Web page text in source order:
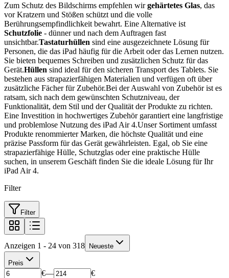
Zum Schutz des Bildschirms empfehlen wirgehärtetes Glas, das
vor Kratzern und Stößen schützt und die volle
Berührungsempfindlichkeit bewahrt. Eine Alternative ist
Schutzfolie - dünner und nach dem Auftragen fast
unsichtbar.Tastaturhüllen sind eine ausgezeichnete Lösung für
Personen, die das iPad häufig für die Arbeit oder das Lernen nutzen.
Sie bieten bequemes Schreiben und zusätzlichen Schutz für das
Gerät.Hüllen sind ideal für den sicheren Transport des Tablets. Sie
bestehen aus strapazierfähigen Materialien und verfügen oft über
zusätzliche Fächer für Zubehör.Bei der Auswahl von Zubehör ist es
ratsam, sich nach dem gewünschten Schutzniveau, der
Funktionalität, dem Stil und der Qualität der Produkte zu richten.
Eine Investition in hochwertiges Zubehör garantiert eine langfristige
und problemlose Nutzung des iPad Air 4.Unser Sortiment umfasst
Produkte renommierter Marken, die höchste Qualität und eine
präzise Passform für das Gerät gewährleisten. Egal, ob Sie eine
strapazierfähige Hülle, Schutzglas oder eine praktische Hülle
suchen, in unserem Geschäft finden Sie die ideale Lösung für Ihr
iPad Air 4.
Filter
Filter
Anzeigen 1 - 24 von 318 Neueste
Preis
€— €